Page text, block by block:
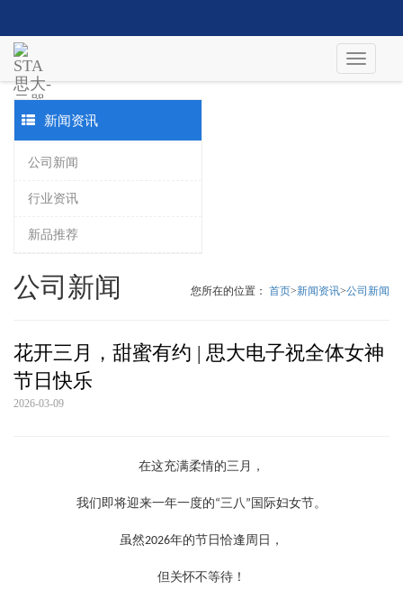
新闻资讯
公司新闻
行业资讯
新品推荐
公司新闻 您所在的位置： 首页>新闻资讯>公司新闻
花开三月，甜蜜有约 | 思大电子祝全体女神
节日快乐
2026-03-09
在这充满柔情的三月，
我们即将迎来一年一度的“三八 ” 国际妇女节。
虽然2026年的节日恰逢周日，
但关怀不等待！